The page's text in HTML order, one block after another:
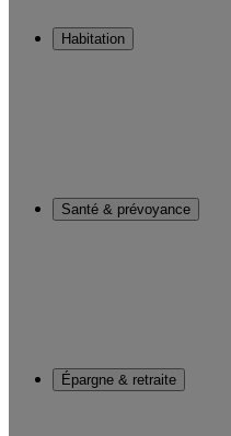
Habitation
Santé & prévoyance
Épargne & retraite